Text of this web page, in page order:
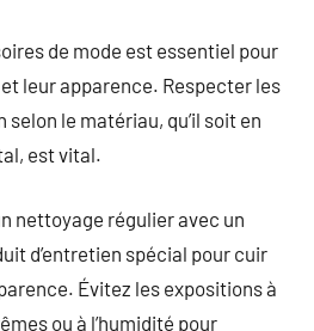
de mode est essentiel pour
leur apparence. Respecter les
le matériau, qu’il soit en
est vital.
nettoyage régulier avec un
d’entretien spécial pour cuir
Évitez les expositions à
ou à l’humidité pour